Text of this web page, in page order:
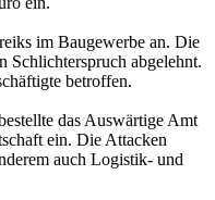
im Baugewerbe an. Die
Schlichterspruch abgelehnt.
betroffen.
das Auswärtige Amt
ein. Die Attacken
auch Logistik- und